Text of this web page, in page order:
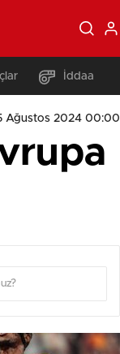
İddaa
Ağustos 2024 00:00